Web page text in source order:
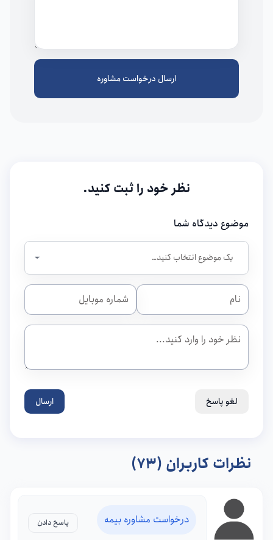
ارسال درخواست مشاوره
نظر خود را ثبت کنید.
موضوع دیدگاه شما
لغو پاسخ ارسال
نظرات کاربران (73)
درخواست مشاوره بیمه پاسخ دادن